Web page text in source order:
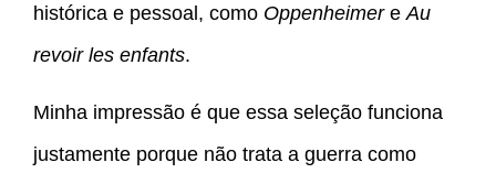
histórica e pessoal, como Oppenheimere Au
revoir les enfants.
Minha impressão é que essa seleção funciona
justamente porque não trata a guerra como